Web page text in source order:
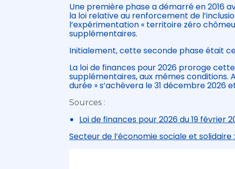
Une première phase a démarré en 2016
la loi relative au renforcement de
l’expérimentation « territoire zéro
supplémentaires.
Initialement, cette seconde phase était
La loi de finances pour 2026 proroge
supplémentaires, aux mêmes conditions.
durée » s’achèvera le 31 décembre 2026
Sources :
Loi de finances pour 2026 du 19 février
Secteur de l’économie sociale et solidaire